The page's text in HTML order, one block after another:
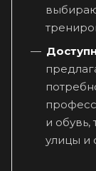
и
улицы и